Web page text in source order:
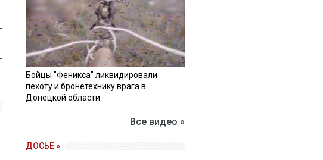
Бойцы "Феникса" ликвидировали
пехоту и бронетехнику врага в
Донецкой области
Все видео »
ДОСЬЕ »